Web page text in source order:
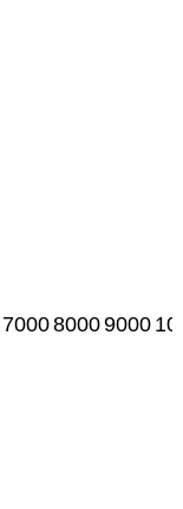
700080009000